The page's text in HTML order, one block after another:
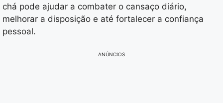
chá pode ajudar a combater o cansaço diário,
melhorar a disposição e até fortalecer a confiança
pessoal.
ANÚNCIOS